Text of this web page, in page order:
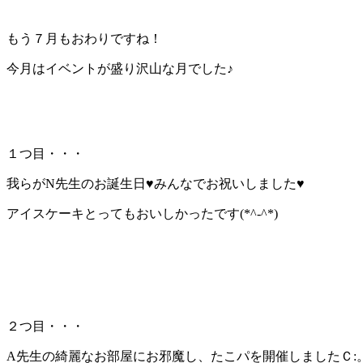
もう７月もおわりですね！
今月はイベントが盛り沢山な月でした♪
１つ目・・・
我らがN先生のお誕生日♥みんなでお祝いしました♥
アイスケーキとってもおいしかったです(*^-^*)
２つ目・・・
A先生の綺麗なお部屋にお邪魔し、たこパを開催しましたＣ: